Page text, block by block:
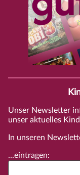
Unser Newsletter
unser aktuelles
In unseren
...eintragen: